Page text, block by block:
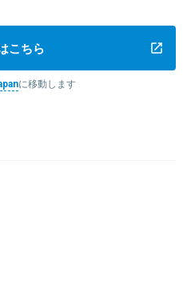
こちら
に移動します